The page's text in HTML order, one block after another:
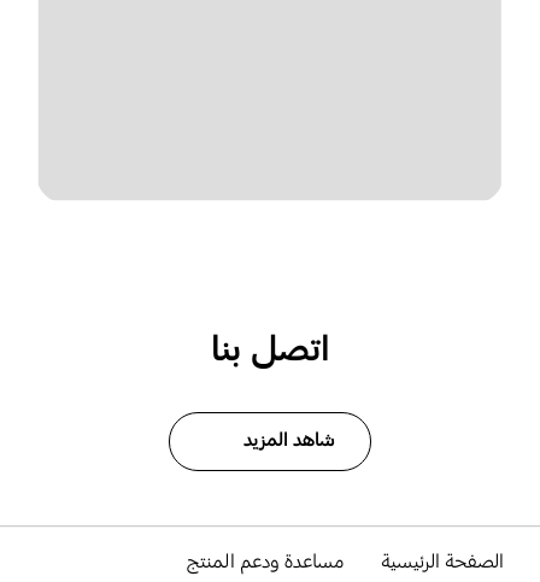
اتصل بنا
شاهد المزيد
الصفحة الرئيسية
مساعدة ودعم المنتج